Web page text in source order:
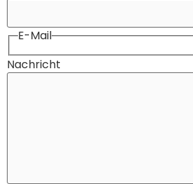
E-Mail
Nachricht